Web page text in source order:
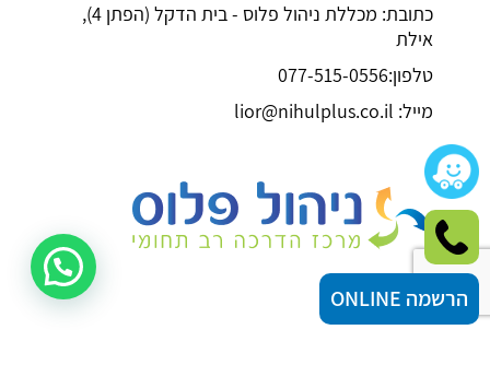
הרשמה ONLINE
כתובת: מכללת ניהול פלוס - בית הדקל (הפתן 4),
אילת
טלפון:077-515-0556
מייל: lior@nihulplus.co.il